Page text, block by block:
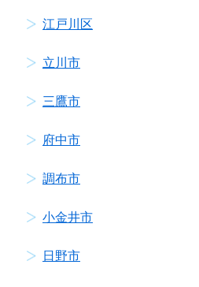
江戸川区
立川市
三鷹市
府中市
調布市
小金井市
日野市